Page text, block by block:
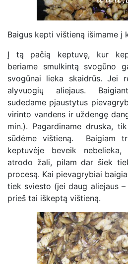
Baigus kepti vištieną išimame į
Į tą pačią keptuvę, kur
beriame smulkintą svogūno
svogūnai lieka skaidrūs. Jei
alyvuogių aliejaus.
sudedame pjaustytus
virinto vandens ir uždengę
min.). Pagardiname druska,
sūdėme vištieną. Baigiam
keptuvėje beveik
atrodo žali, pilam dar šiek
procesą. Kai pievagrybiai
tiek sviesto (jei daug aliejaus
prieš tai iškeptą vištieną.